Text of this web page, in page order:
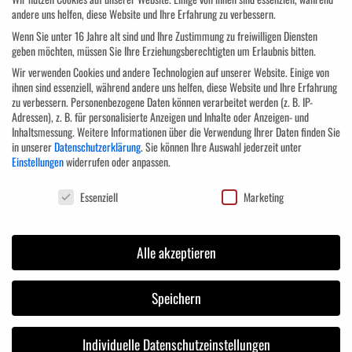
Wie erkennt man den Wahrheitsgehalt einer Aussage?
Wie wird man mit schwierigen Bewerbern fertig?
Das richtige Verhalten des Interviewers
Gesprächsbeendigung
Entscheidungsfindung und Vertragsabschluss
Organisation und Durchführung von Assessment Centern
Die Meisterung von heiklen Situationen
Zielgruppe
Das Seminar „Einstellungsgespräche führen und Bewerberauswahl“ wendet
sich an Führungskräfte, Nachwuchs-Führungskräfte und
Personalverantwortliche, die Einstellungsgespräche wirkungsvoll und
Anmeldung
andere uns helfen, diese Website und Ihre Erfahrung zu verbessern.
Wenn Sie unter 16 Jahre alt sind und Ihre Zustimmung zu freiwilligen Diensten
geben möchten, müssen Sie Ihre Erziehungsberechtigten um Erlaubnis bitten.
Wir verwenden Cookies und andere Technologien auf unserer Website. Einige von
ihnen sind essenziell, während andere uns helfen, diese Website und Ihre Erfahrung
zu verbessern. Personenbezogene Daten können verarbeitet werden (z. B. IP-
Adressen), z. B. für personalisierte Anzeigen und Inhalte oder Anzeigen- und
Inhaltsmessung.Weitere Informationen über die Verwendung Ihrer Daten finden Sie
in unsererDatenschutzerklärung.Sie können Ihre Auswahl jederzeit unter
Einstellungenwiderrufen oder anpassen.
Datenschutzeinstellungen
Essenziell Marketing
Alle akzeptieren
Speichern
Individuelle Datenschutzeinstellungen